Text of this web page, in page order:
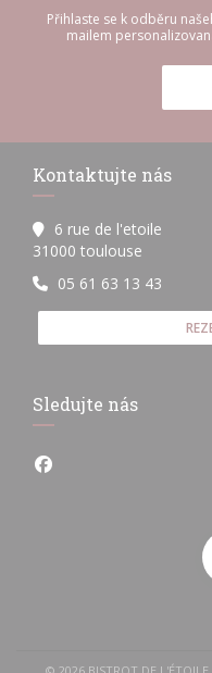
Přihlaste se k odběru
mailem
Kontaktujte nás
6 rue de l'etoile
31000 toulouse
05 61 63 13 43
Sledujte nás
Facebook ((otevře